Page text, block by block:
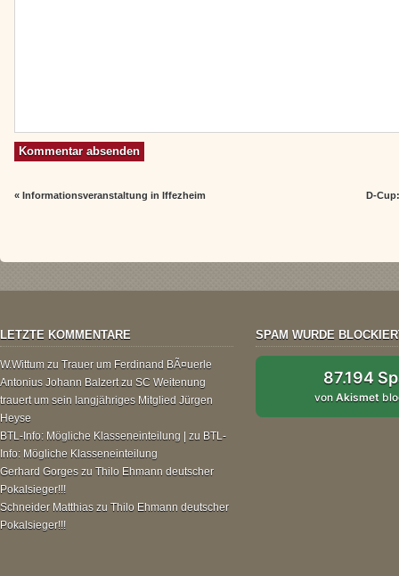
«Informationsveranstaltung in Iffezheim D-
LETZTE KOMMENTARE
W.Wittum zu Trauer um Ferdinand BÃ¤uerle
Antonius Johann Balzertzu SC Weitenung
trauert um sein langjähriges Mitglied Jürgen
Heyse
BTL-Info: Mögliche Klasseneinteilung | zu BTL-
Info: Mögliche Klasseneinteilung
Gerhard Gorges zu Thilo Ehmann deutscher
Pokalsieger!!!
Schneider Matthias zu Thilo Ehmann deutscher
Pokalsieger!!!
SPAM WURDE
87.194
vonAkismet